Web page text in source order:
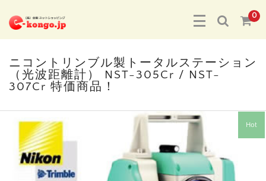
0
ニコントリンブル製トータルステーション
（光波距離計） NST-305Cr / NST-
307Cr 特価商品！
Hot